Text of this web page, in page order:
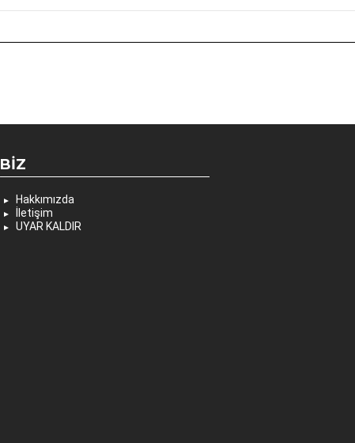
BIZ
Hakkımızda
İletişim
UYAR KALDIR